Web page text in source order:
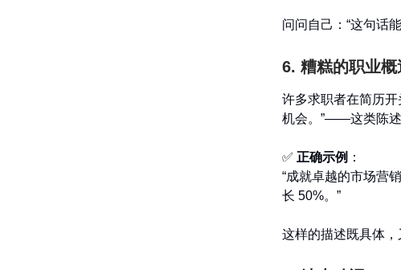
问问自己：“这句话
6. 糟糕的职业概
许多求职者在简历
机会。”——这类陈述
✅ 正确示例 ：
“成就卓越的市场营
长 50%。”
这样的描述既具体，